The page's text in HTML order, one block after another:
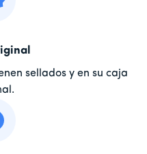
sellados y en su caja